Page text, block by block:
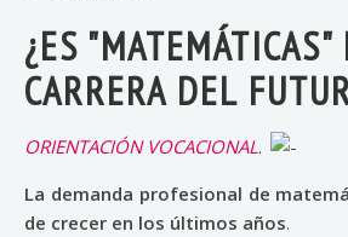
¿ES "MATEMÁTICAS"
CARRERA DEL
ORIENTACIÓN VOCACIONAL.
La demanda profesional de
de crecer en los últimos años.